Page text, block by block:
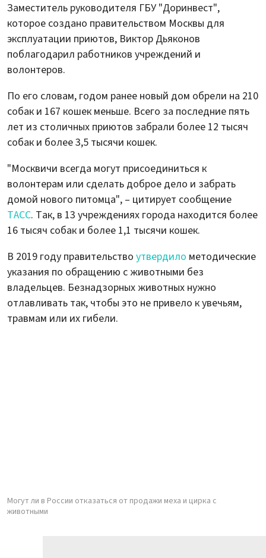
Заместитель руководителя ГБУ "Доринвест",
которое создано правительством Москвы для
эксплуатации приютов, Виктор Дьяконов
поблагодарил работников учреждений и
волонтеров.
По его словам, годом ранее новый дом обрели на 210
собак и 167 кошек меньше. Всего за последние пять
лет из столичных приютов забрали более 12 тысяч
собак и более 3,5 тысячи кошек.
"Москвичи всегда могут присоединиться к
волонтерам или сделать доброе дело и забрать
домой нового питомца", – цитирует сообщение
ТАСС. Так, в 13 учреждениях города находится более
16 тысяч собак и более 1,1 тысячи кошек.
В 2019 году правительство утвердило методические
указания по обращению с животными без
владельцев. Безнадзорных животных нужно
отлавливать так, чтобы это не привело к увечьям,
травмам или их гибели.
Могут ли в России отказаться от продажи меха и цирка с
животными